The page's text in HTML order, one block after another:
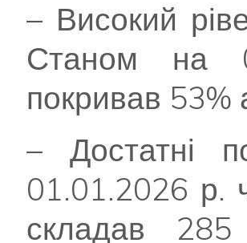
– Високий
Станом на
покривав 53%
– Достатні
01.01.2026 р.
складав